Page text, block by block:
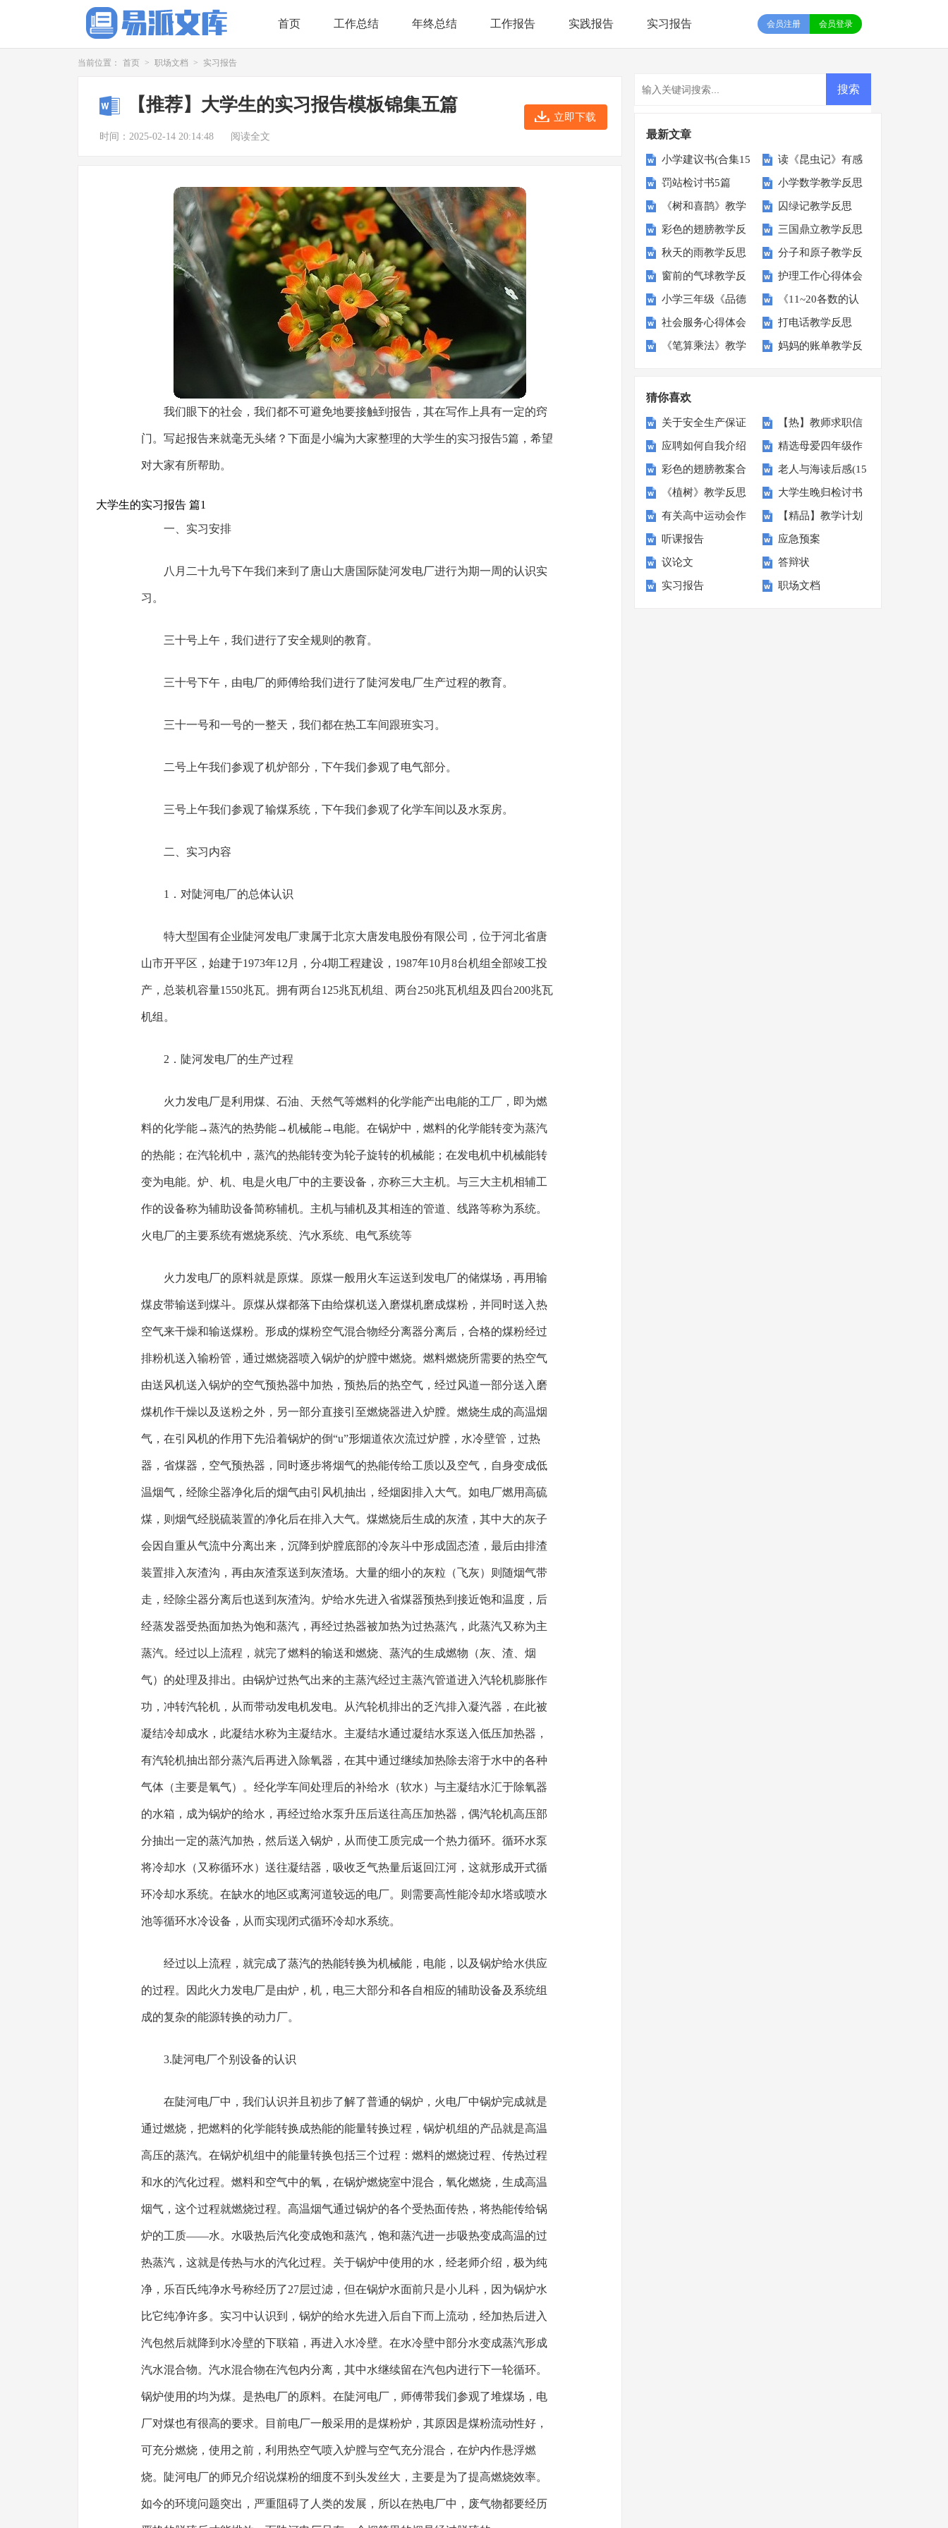
首页 工作总结 年终总结 工作报告 实践报告 实习报告 会员登录
会员注册
当前位置： 首页 > 职场文档 > 实习报告
【推荐】大学生的实习报告模板锦集五篇
时间：2025-02-14 20:14:48 阅读全文
立即下载
我们眼下的社会，我们都不可避免地要接触到报告，其在写作上具有一定的窍
门。写起报告来就毫无头绪？下面是小编为大家整理的大学生的实习报告5篇，希望
对大家有所帮助。
大学生的实习报告 篇1
一、实习安排
八月二十九号下午我们来到了唐山大唐国际陡河发电厂进行为期一周的认识实
习。
三十号上午，我们进行了安全规则的教育。
三十号下午，由电厂的师傅给我们进行了陡河发电厂生产过程的教育。
三十一号和一号的一整天，我们都在热工车间跟班实习。
二号上午我们参观了机炉部分，下午我们参观了电气部分。
三号上午我们参观了输煤系统，下午我们参观了化学车间以及水泵房。
二、实习内容
1．对陡河电厂的总体认识
特大型国有企业陡河发电厂隶属于北京大唐发电股份有限公司，位于河北省唐
山市开平区，始建于1973年12月，分4期工程建设，1987年10月8台机组全部竣工投
产，总装机容量1550兆瓦。拥有两台125兆瓦机组、两台250兆瓦机组及四台200兆瓦
机组。
2．陡河发电厂的生产过程
火力发电厂是利用煤、石油、天然气等燃料的化学能产出电能的工厂，即为燃
料的化学能→蒸汽的热势能→机械能→电能。在锅炉中，燃料的化学能转变为蒸汽
的热能；在汽轮机中，蒸汽的热能转变为轮子旋转的机械能；在发电机中机械能转
变为电能。炉、机、电是火电厂中的主要设备，亦称三大主机。与三大主机相辅工
作的设备称为辅助设备简称辅机。主机与辅机及其相连的管道、线路等称为系统。
火电厂的主要系统有燃烧系统、汽水系统、电气系统等
火力发电厂的原料就是原煤。原煤一般用火车运送到发电厂的储煤场，再用输
煤皮带输送到煤斗。原煤从煤都落下由给煤机送入磨煤机磨成煤粉，并同时送入热
空气来干燥和输送煤粉。形成的煤粉空气混合物经分离器分离后，合格的煤粉经过
排粉机送入输粉管，通过燃烧器喷入锅炉的炉膛中燃烧。燃料燃烧所需要的热空气
由送风机送入锅炉的空气预热器中加热，预热后的热空气，经过风道一部分送入磨
煤机作干燥以及送粉之外，另一部分直接引至燃烧器进入炉膛。燃烧生成的高温烟
气，在引风机的作用下先沿着锅炉的倒“u”形烟道依次流过炉膛，水冷壁管，过热
器，省煤器，空气预热器，同时逐步将烟气的热能传给工质以及空气，自身变成低
温烟气，经除尘器净化后的烟气由引风机抽出，经烟囱排入大气。如电厂燃用高硫
煤，则烟气经脱硫装置的净化后在排入大气。煤燃烧后生成的灰渣，其中大的灰子
会因自重从气流中分离出来，沉降到炉膛底部的冷灰斗中形成固态渣，最后由排渣
装置排入灰渣沟，再由灰渣泵送到灰渣场。大量的细小的灰粒（飞灰）则随烟气带
走，经除尘器分离后也送到灰渣沟。炉给水先进入省煤器预热到接近饱和温度，后
经蒸发器受热面加热为饱和蒸汽，再经过热器被加热为过热蒸汽，此蒸汽又称为主
蒸汽。经过以上流程，就完了燃料的输送和燃烧、蒸汽的生成燃物（灰、渣、烟
气）的处理及排出。由锅炉过热气出来的主蒸汽经过主蒸汽管道进入汽轮机膨胀作
功，冲转汽轮机，从而带动发电机发电。从汽轮机排出的乏汽排入凝汽器，在此被
凝结冷却成水，此凝结水称为主凝结水。主凝结水通过凝结水泵送入低压加热器，
有汽轮机抽出部分蒸汽后再进入除氧器，在其中通过继续加热除去溶于水中的各种
气体（主要是氧气）。经化学车间处理后的补给水（软水）与主凝结水汇于除氧器
的水箱，成为锅炉的给水，再经过给水泵升压后送往高压加热器，偶汽轮机高压部
分抽出一定的蒸汽加热，然后送入锅炉，从而使工质完成一个热力循环。循环水泵
将冷却水（又称循环水）送往凝结器，吸收乏气热量后返回江河，这就形成开式循
环冷却水系统。在缺水的地区或离河道较远的电厂。则需要高性能冷却水塔或喷水
池等循环水冷设备，从而实现闭式循环冷却水系统。
经过以上流程，就完成了蒸汽的热能转换为机械能，电能，以及锅炉给水供应
的过程。因此火力发电厂是由炉，机，电三大部分和各自相应的辅助设备及系统组
成的复杂的能源转换的动力厂。
3.陡河电厂个别设备的认识
在陡河电厂中，我们认识并且初步了解了普通的锅炉，火电厂中锅炉完成就是
通过燃烧，把燃料的化学能转换成热能的能量转换过程，锅炉机组的产品就是高温
高压的蒸汽。在锅炉机组中的能量转换包括三个过程：燃料的燃烧过程、传热过程
和水的汽化过程。燃料和空气中的氧，在锅炉燃烧室中混合，氧化燃烧，生成高温
烟气，这个过程就燃烧过程。高温烟气通过锅炉的各个受热面传热，将热能传给锅
炉的工质——水。水吸热后汽化变成饱和蒸汽，饱和蒸汽进一步吸热变成高温的过
热蒸汽，这就是传热与水的汽化过程。关于锅炉中使用的水，经老师介绍，极为纯
净，乐百氏纯净水号称经历了27层过滤，但在锅炉水面前只是小儿科，因为锅炉水
比它纯净许多。实习中认识到，锅炉的给水先进入后自下而上流动，经加热后进入
汽包然后就降到水冷壁的下联箱，再进入水冷壁。在水冷壁中部分水变成蒸汽形成
汽水混合物。汽水混合物在汽包内分离，其中水继续留在汽包内进行下一轮循环。
锅炉使用的均为煤。是热电厂的原料。在陡河电厂，师傅带我们参观了堆煤场，电
厂对煤也有很高的要求。目前电厂一般采用的是煤粉炉，其原因是煤粉流动性好，
可充分燃烧，使用之前，利用热空气喷入炉膛与空气充分混合，在炉内作悬浮燃
烧。陡河电厂的师兄介绍说煤粉的细度不到头发丝大，主要是为了提高燃烧效率。
如今的环境问题突出，严重阻碍了人类的发展，所以在热电厂中，废气物都要经历
最新文章
小学建议书(合集15
篇)
读《昆虫记》有感
【热】
罚站检讨书5篇 小学数学教学反思
(15篇)
《树和喜鹊》教学
反思
囚绿记教学反思
彩色的翅膀教学反
思
三国鼎立教学反思
秋天的雨教学反思 分子和原子教学反
思
窗前的气球教学反
思
护理工作心得体会
集合15篇
小学三年级《品德
与社会》下册教学
反思
《11~20各数的认
识》教学反思
社会服务心得体会
15篇
打电话教学反思
《笔算乘法》教学 妈妈的账单教学反
猜你喜欢
关于安全生产保证
书汇总10篇
【热】教师求职信
应聘如何自我介绍 精选母爱四年级作
文汇总8篇
彩色的翅膀教案合
集九篇
老人与海读后感(15
篇)
《植树》教学反思 大学生晚归检讨书
(精选15篇)
有关高中运动会作
文集合9篇
【精品】教学计划
范文汇编六篇
听课报告 应急预案
议论文 答辩状
实习报告 职场文档